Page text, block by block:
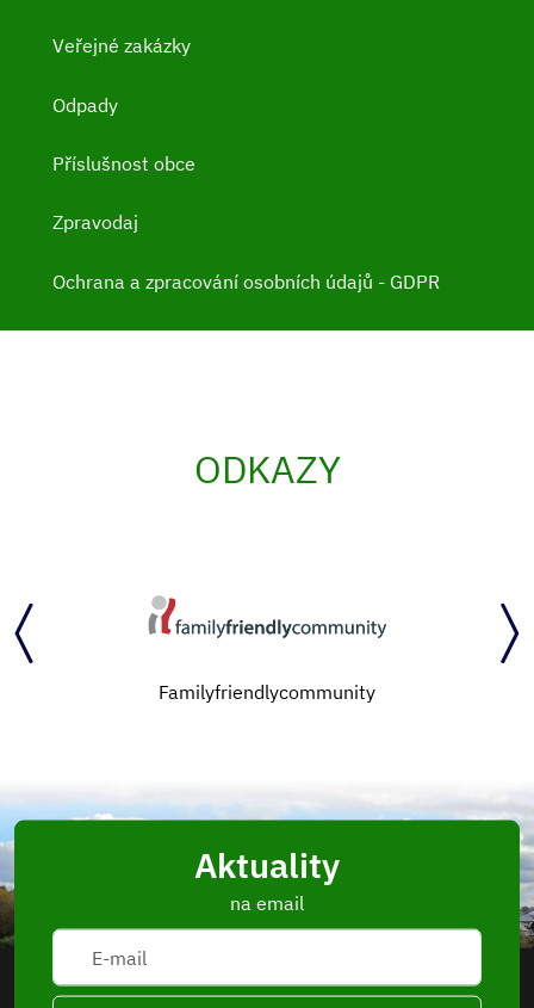
Veřejné zakázky
Odpady
Příslušnost obce
Zpravodaj
Ochrana a zpracování osobních údajů - GDPR
ODKAZY
Familyfriendlycommunity
Aktuality
na email